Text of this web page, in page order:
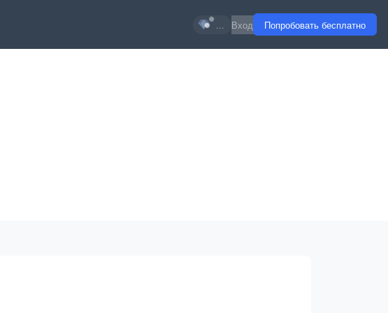
... Вход Попробовать бесплатно